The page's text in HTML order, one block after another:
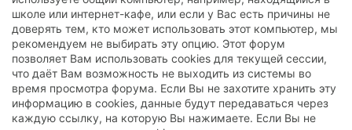
школе или интернет-кафе, или если у Вас есть причины не
доверять тем, кто может использовать этот компьютер, мы
рекомендуем не выбирать эту опцию. Этот форум
позволяет Вам использовать cookies для текущей сессии,
что даёт Вам возможность не выходить из системы во
время просмотра форума. Если Вы не захотите хранить эту
информацию в cookies, данные будут передаваться через
каждую ссылку, на которую Вы нажимаете. Если Вы не